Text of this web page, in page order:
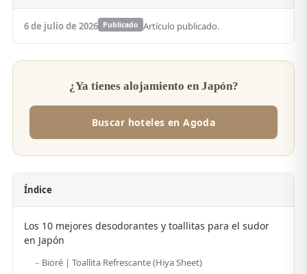
6 de julio de 2026 Publicado Artículo publicado.
¿Ya tienes alojamiento en Japón?
Buscar hoteles en Agoda
Índice
Los 10 mejores desodorantes y toallitas para el sudor
en Japón
Bioré | Toallita Refrescante (Hiya Sheet)